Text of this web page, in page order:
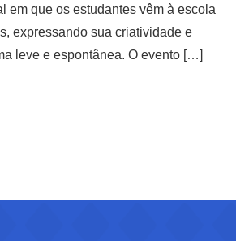
em que os estudantes vêm à escola
expressando sua criatividade e
leve e espontânea. O evento […]